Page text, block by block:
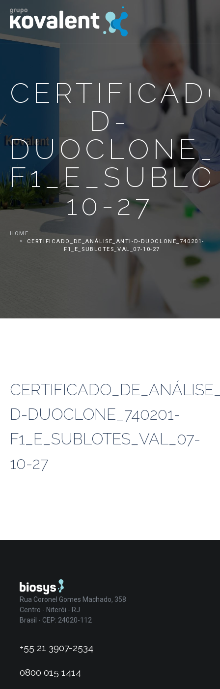
D-
10-27
HOME
CERTIFICADO_DE_ANÁLISE_ANTI-D-DUOCLONE_740201-
F1_E_SUBLOTES_VAL_07-10-27
D-DUOCLONE_740201-
F1_E_SUBLOTES_VAL_07-
10-27
Rua Coronel Gomes Machado, 358
Centro - Niterói - RJ
Brasil - CEP: 24020-112
+55 21 3907-2534
0800 015 1414